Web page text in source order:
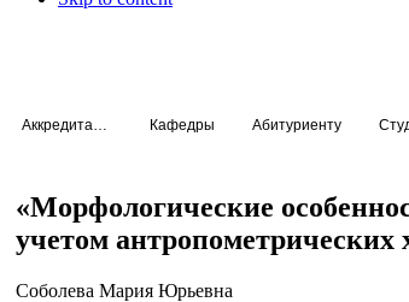
Кафедры Абитуриенту
«Морфологические
учетом антропометрических
Соболева Мария Юрьевна